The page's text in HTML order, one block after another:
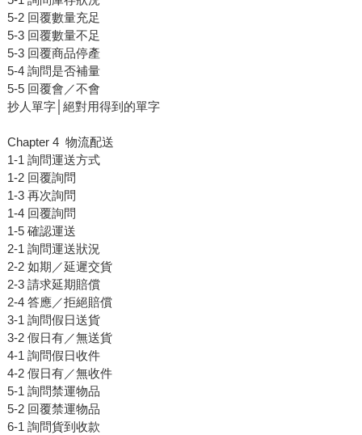
5-2 回覆數量充足
5-3 回覆數量不足
5-3 回覆商品停產
5-4 詢問是否補量
5-5 回覆會／不會
抄人單字│絕對用得到的單字
Chapter 4 物流配送
1-1 詢問運送方式
1-2 回覆詢問
1-3 再次詢問
1-4 回覆詢問
1-5 確認運送
2-1 詢問運送狀況
2-2 如期／延遲交貨
2-3 請求延期賠償
2-4 答應／拒絕賠償
3-1 詢問假日送貨
3-2 假日有／無送貨
4-1 詢問假日收件
4-2 假日有／無收件
5-1 詢問禁運物品
5-2 回覆禁運物品
6-1 詢問貨到收款